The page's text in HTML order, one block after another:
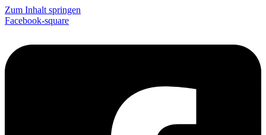
Zum Inhalt springen
Facebook-square